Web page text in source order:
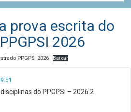
prova escrita do
2026
PPGPSI 2026 Baixar
do PPGPSi – 2026.2